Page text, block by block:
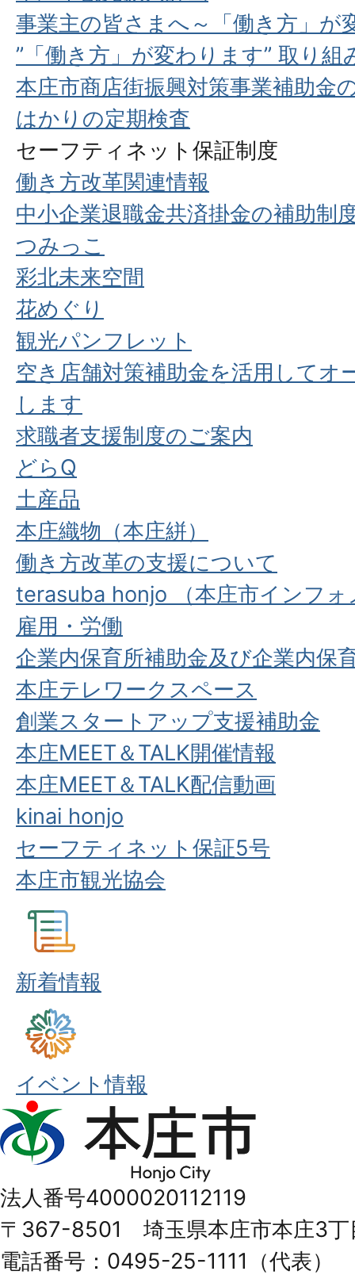
事業主の皆さまへ～「働き方」が
”「働き方」が変わります” 取り
本庄市商店街振興対策事業補助金
はかりの定期検査
セーフティネット保証制度
働き方改革関連情報
中小企業退職金共済掛金の補助制
つみっこ
彩北未来空間
花めぐり
観光パンフレット
空き店舗対策補助金を活用してオ
します
求職者支援制度のご案内
どらQ
土産品
本庄織物（本庄絣）
働き方改革の支援について
terasuba honjo （本庄市インフ
雇用・労働
企業内保育所補助金及び企業内保
本庄テレワークスペース
創業スタートアップ支援補助金
本庄MEET＆TALK開催情報
本庄MEET＆TALK配信動画
kinai honjo
セーフティネット保証5号
本庄市観光協会
新着情報
イベント情報
本
庄
Honjo
City
法人番号4000020112119
〒367-8501 埼玉県本庄市本庄3丁
電話番号：0495-25-1111（代表）